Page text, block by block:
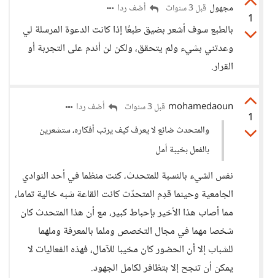
1
مجهول قبل 3 سنوات أضف ردا
بالطبع سوف أشعر بضيق طبعًا إذا كانت الدعوة المرسلة لي
وعدتني بشيء ولم يتحقق، ولكن لن أندم على التجربة أو
القرار.
1
mohamedaoun قبل 3 سنوات
أضف ردا
والمتحدث ضائع لا يعرف كيف يرتب أفكاره، ستشعرين
بالفعل بخيبة أمل
نفس الشيء بالنسبة للمتحدث، كنت منظما في أحد النوادي
الجامعية وحينما قدِم المتحدّث كانت القاعة شبه خالية تماما،
مما أصاب هذا الأخير بإحباط كبير، مع أن هذا المتحدث كان
شخصا مهما في مجال التخصص وملما بالمعرفة وملهما
للشباب إلا أن الحضور كان مخيبا للآمال، فهذه الفعاليات لا
يمكن أن تنجح إلا بتظافر لكامل الجهود.